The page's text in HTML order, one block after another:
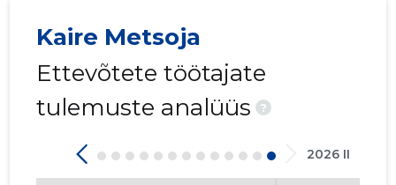
Kaire Metsoja
Ettevõtete töötajate
tulemuste analüüs
?
2026 II